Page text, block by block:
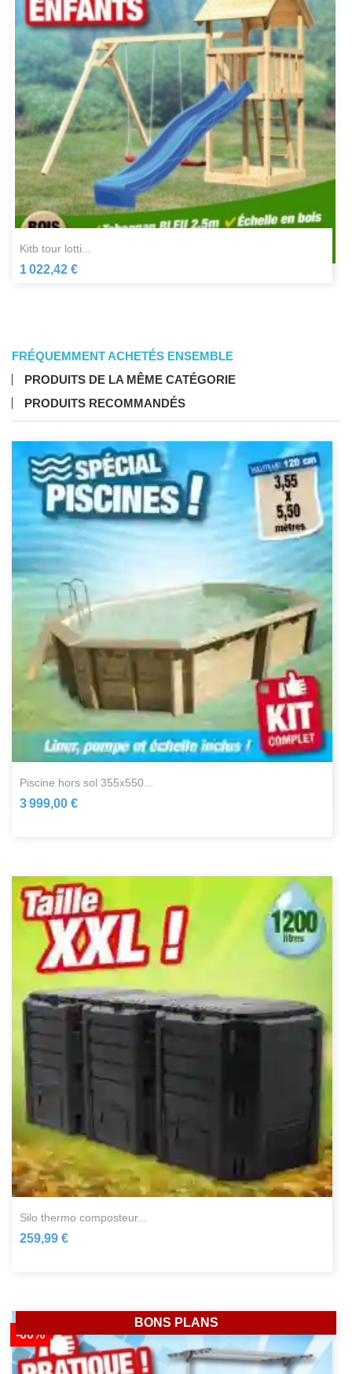
kitb tour lotti...
1 022,42 €
FRÉQUEMMENT ACHETÉS ENSEMBLE
PRODUITS DE LA MÊME CATÉGORIE
PRODUITS RECOMMANDÉS
piscine hors sol 355x550...
3 999,00 €
silo thermo composteur...
259,99 €
-60%
BONS PLANS